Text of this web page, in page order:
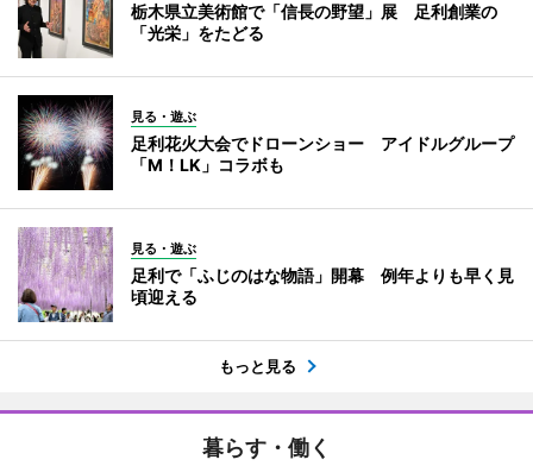
栃木県立美術館で「信長の野望」展 足利創業の
「光栄」をたどる
見る・遊ぶ
足利花火大会でドローンショー アイドルグループ
「M！LK」コラボも
見る・遊ぶ
足利で「ふじのはな物語」開幕 例年よりも早く見
頃迎える
もっと見る
暮らす・働く